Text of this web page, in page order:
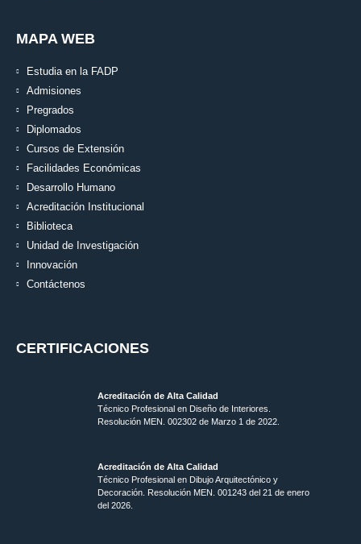
MAPA WEB
Estudia en la FADP
Admisiones
Pregrados
Diplomados
Cursos de Extensión
Facilidades Económicas
Desarrollo Humano
Acreditación Institucional
Biblioteca
Unidad de Investigación
Innovación
Contáctenos
CERTIFICACIONES
Acreditación de Alta Calidad
Técnico Profesional en Diseño de Interiores.
Resolución MEN. 002302 de Marzo 1 de 2022.
Acreditación de Alta Calidad
Técnico Profesional en Dibujo Arquitectónico y
Decoración. Resolución MEN. 001243 del 21 de enero
del 2026.